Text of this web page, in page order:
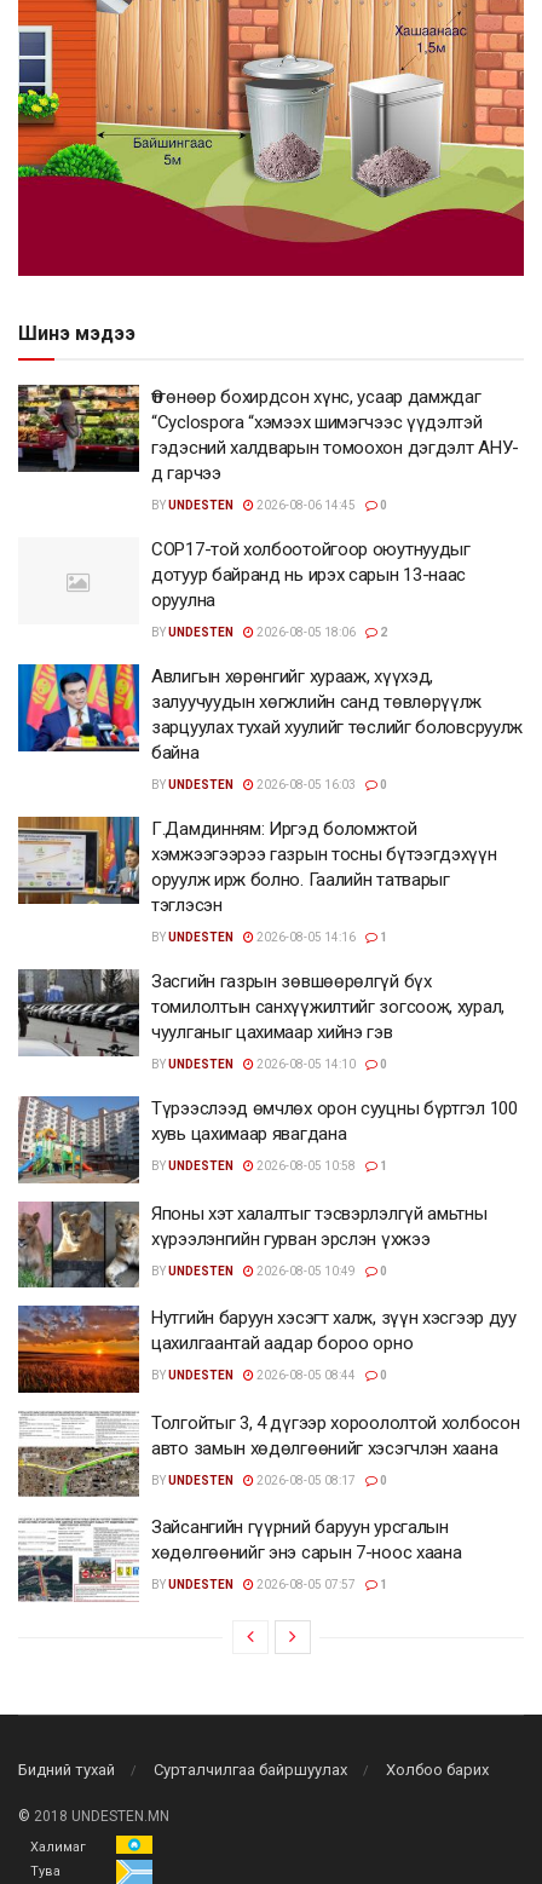
Шинэ мэдээ
Өтгөнөөр бохирдсон хүнс, усаар дамждаг
“Cyclospora “хэмээх шимэгчээс үүдэлтэй
гэдэсний халдварын томоохон дэгдэлт АНУ-
д гарчээ
BYUNDESTEN 2026-08-06 14:45 0
COP17-той холбоотойгоор оюутнуудыг
дотуур байранд нь ирэх сарын 13-наас
оруулна
BYUNDESTEN 2026-08-05 18:06 2
Авлигын хөрөнгийг хурааж, хүүхэд,
залуучуудын хөгжлийн санд төвлөрүүлж
зарцуулах тухай хуулийг төслийг боловсруулж
байна
BYUNDESTEN 2026-08-05 16:03 0
Г.Дамдинням: Иргэд боломжтой
хэмжээгээрээ газрын тосны бүтээгдэхүүн
оруулж ирж болно. Гаалийн татварыг
тэглэсэн
BYUNDESTEN 2026-08-05 14:16 1
Засгийн газрын зөвшөөрөлгүй бүх
томилолтын санхүүжилтийг зогсоож, хурал,
чуулганыг цахимаар хийнэ гэв
BYUNDESTEN 2026-08-05 14:10 0
Түрээслээд өмчлөх орон сууцны бүртгэл 100
хувь цахимаар явагдана
BYUNDESTEN 2026-08-05 10:58 1
Японы хэт халалтыг тэсвэрлэлгүй амьтны
хүрээлэнгийн гурван эрслэн үхжээ
BYUNDESTEN 2026-08-05 10:49 0
Нутгийн баруун хэсэгт халж, зүүн хэсгээр дуу
цахилгаантай аадар бороо орно
BYUNDESTEN 2026-08-05 08:44 0
Толгойтыг 3, 4 дүгээр хороололтой холбосон
авто замын хөдөлгөөнийг хэсэгчлэн хаана
BYUNDESTEN 2026-08-05 08:17 0
Зайсангийн гүүрний баруун урсгалын
хөдөлгөөнийг энэ сарын 7-ноос хаана
BYUNDESTEN 2026-08-05 07:57 1
Бидний тухай Сурталчилгаа байршуулах Холбоо барих
© 2018 UNDESTEN.MN
Халимаг
Тува